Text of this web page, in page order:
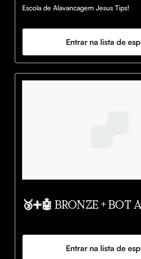
Escola de Alavancagem Jesus Tips!
Entrar na lista de
🥉➕🤖 BRONZE + BOT
Entrar na lista de